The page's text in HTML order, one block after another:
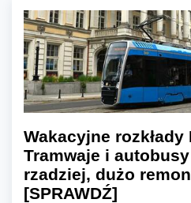
Wakacyjne rozkłady
Tramwaje i
rzadziej, dużo
[SPRAWDŹ]